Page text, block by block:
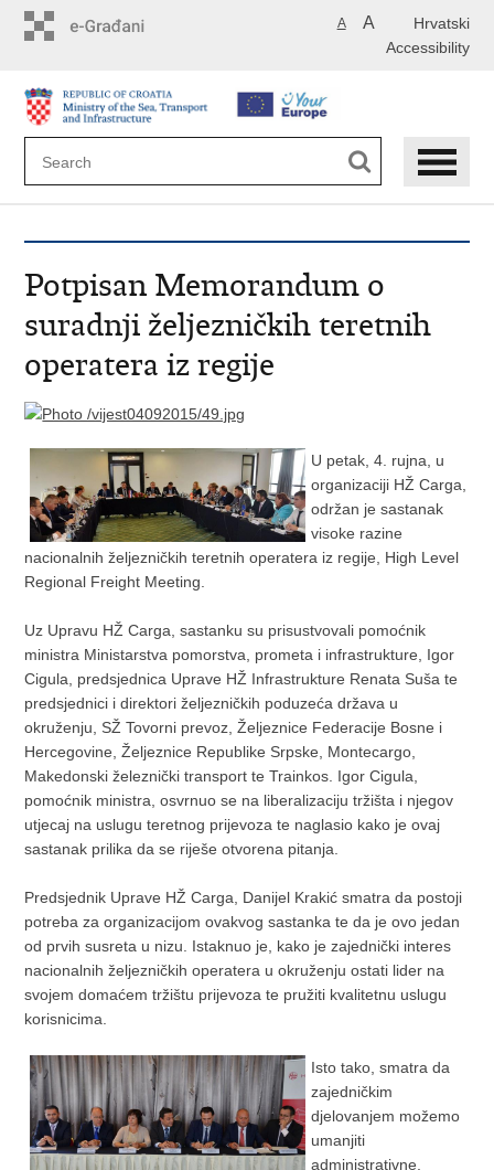
Hrvatski
A A
Accessibility
Potpisan Memorandum o
suradnji željezničkih teretnih
operatera iz regije
U petak, 4. rujna, u
organizaciji HŽ Carga,
održan je sastanak
visoke razine
nacionalnih željezničkih teretnih operatera iz regije, High Level
Regional Freight Meeting.
Uz Upravu HŽ Carga, sastanku su prisustvovali pomoćnik
ministra Ministarstva pomorstva, prometa i infrastrukture, Igor
Cigula, predsjednica Uprave HŽ Infrastrukture Renata Suša te
predsjednici i direktori željezničkih poduzeća država u
okruženju, SŽ Tovorni prevoz, Željeznice Federacije Bosne i
Hercegovine, Željeznice Republike Srpske, Montecargo,
Makedonski železnički transport te Trainkos. Igor Cigula,
pomoćnik ministra, osvrnuo se na liberalizaciju tržišta i njegov
utjecaj na uslugu teretnog prijevoza te naglasio kako je ovaj
sastanak prilika da se riješe otvorena pitanja.
Predsjednik Uprave HŽ Carga, Danijel Krakić smatra da postoji
potreba za organizacijom ovakvog sastanka te da je ovo jedan
od prvih susreta u nizu. Istaknuo je, kako je zajednički interes
nacionalnih željezničkih operatera u okruženju ostati lider na
svojem domaćem tržištu prijevoza te pružiti kvalitetnu uslugu
korisnicima.
Isto tako, smatra da
zajedničkim
djelovanjem možemo
umanjiti
administrativne,